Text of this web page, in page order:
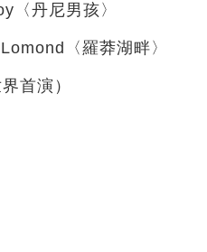
〈丹尼男孩〉
〈羅莽湖畔〉
首演）